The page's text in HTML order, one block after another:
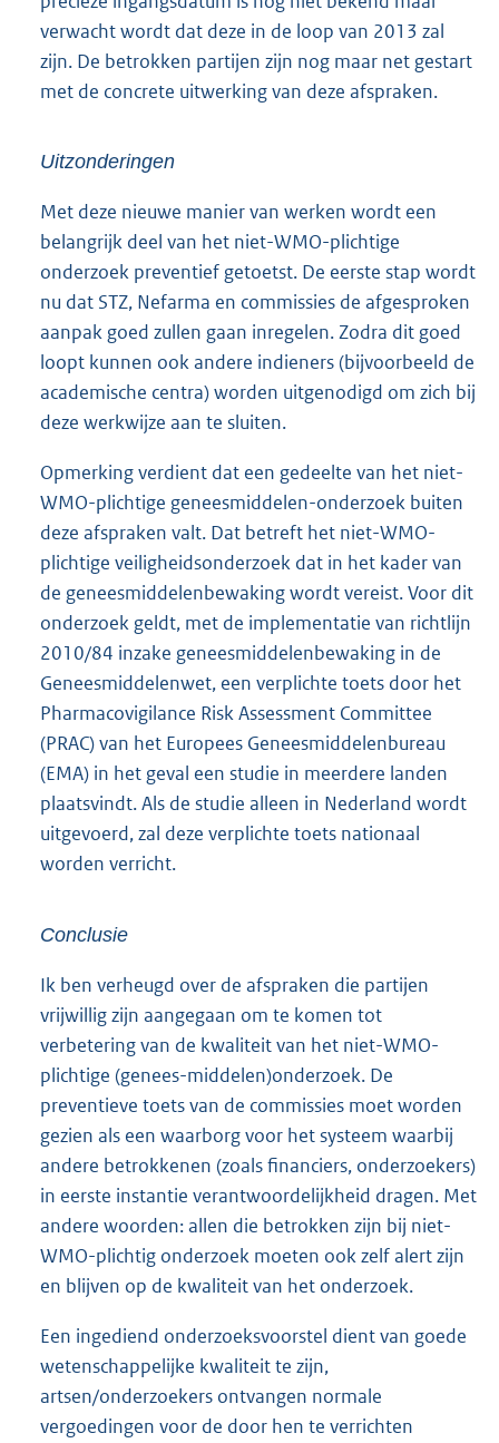
verwacht wordt dat deze in de loop van 2013 zal
zijn. De betrokken partijen zijn nog maar net gestart
met de concrete uitwerking van deze afspraken.
Uitzonderingen
Met deze nieuwe manier van werken wordt een
belangrijk deel van het niet-WMO-plichtige
onderzoek preventief getoetst. De eerste stap wordt
nu dat STZ, Nefarma en commissies de afgesproken
aanpak goed zullen gaan inregelen. Zodra dit goed
loopt kunnen ook andere indieners (bijvoorbeeld de
academische centra) worden uitgenodigd om zich bij
deze werkwijze aan te sluiten.
Opmerking verdient dat een gedeelte van het niet-
WMO-plichtige geneesmiddelen-onderzoek buiten
deze afspraken valt. Dat betreft het niet-WMO-
plichtige veiligheidsonderzoek dat in het kader van
de geneesmiddelenbewaking wordt vereist. Voor dit
onderzoek geldt, met de implementatie van richtlijn
2010/84 inzake geneesmiddelenbewaking in de
Geneesmiddelenwet, een verplichte toets door het
Pharmacovigilance Risk Assessment Committee
(PRAC) van het Europees Geneesmiddelenbureau
(EMA) in het geval een studie in meerdere landen
plaatsvindt. Als de studie alleen in Nederland wordt
uitgevoerd, zal deze verplichte toets nationaal
worden verricht.
Conclusie
Ik ben verheugd over de afspraken die partijen
vrijwillig zijn aangegaan om te komen tot
verbetering van de kwaliteit van het niet-WMO-
plichtige (genees-middelen)onderzoek. De
preventieve toets van de commissies moet worden
gezien als een waarborg voor het systeem waarbij
andere betrokkenen (zoals financiers, onderzoekers)
in eerste instantie verantwoordelijkheid dragen. Met
andere woorden: allen die betrokken zijn bij niet-
WMO-plichtig onderzoek moeten ook zelf alert zijn
en blijven op de kwaliteit van het onderzoek.
Een ingediend onderzoeksvoorstel dient van goede
wetenschappelijke kwaliteit te zijn,
artsen/onderzoekers ontvangen normale
vergoedingen voor de door hen te verrichten